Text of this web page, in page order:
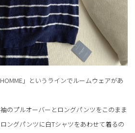
」というラインでルームウェアがあ
のプルオーバーとロングパンツをこのまま
ングパンツに白Tシャツをあわせて着るの